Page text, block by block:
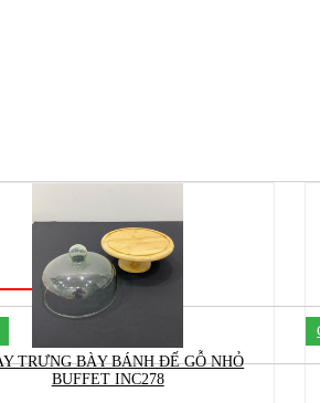
TRƯNG BÀY BÁNH ĐẾ GỖ NHỎ
BUFFET INC278